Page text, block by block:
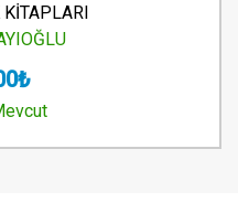
KİTAPLARI